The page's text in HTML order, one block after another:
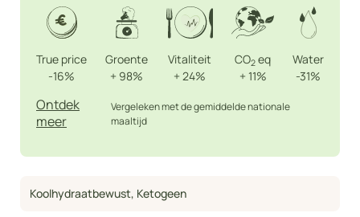
True price
-16%
Groente
+ 98%
Vitaliteit
+ 24%
CO2 eq
+ 11%
Water
-31%
Ontdek
meer
Vergeleken met de gemiddelde nationale
maaltijd
Koolhydraatbewust, Ketogeen